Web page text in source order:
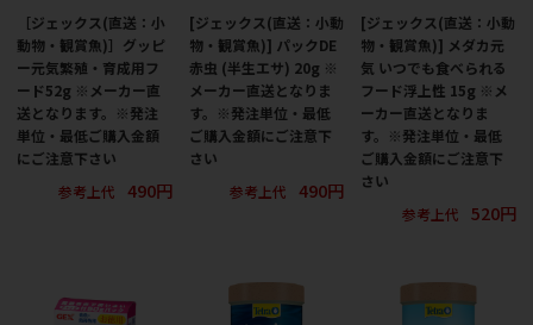
［ジェックス(直送：小
動物・観賞魚)］グッピ
ー元気繁殖・育成用フ
ード52g ※メーカー直
送となります。※発注
単位・最低ご購入金額
にご注意下さい
参考上代
490円
[ジェックス(直送：小動
物・観賞魚)] パックDE
赤虫 (半生エサ) 20g ※
メーカー直送となりま
す。※発注単位・最低
ご購入金額にご注意下
さい
参考上代
490円
[ジェックス(直送：小動
物・観賞魚)] メダカ元
気 いつでも食べられる
フード浮上性 15g ※メ
ーカー直送となりま
す。※発注単位・最低
ご購入金額にご注意下
さい
参考上代
520円